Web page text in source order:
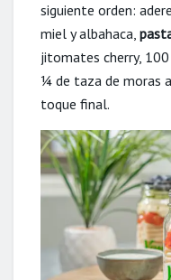
siguiente orden:
miel y albahaca,
jitomates cherry,
¼ de taza de moras
toque final.